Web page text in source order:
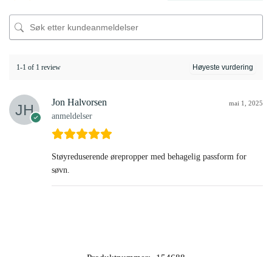
1-1 of 1 review
Jon Halvorsen
anmeldelser
mai 1, 2025
Støyreduserende ørepropper med behagelig passform for
søvn.